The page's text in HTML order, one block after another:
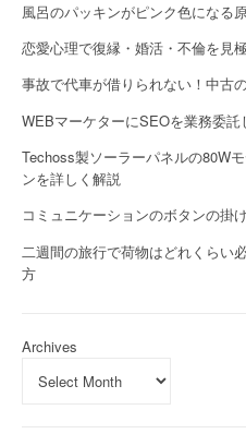
風呂のパッキンがピンク色になる
恋愛心理で復縁・婚活・不倫を見
事故で代車が借りられない！中古
WEBマーケターにSEOを業務委託
Techoss製ソーラーパネルの80W
ンを詳しく解説
コミュニケーションのボタンの掛
二週間の旅行で荷物はどれくらい
方
Archives